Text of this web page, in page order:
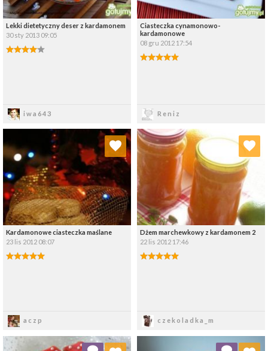
Lekki dietetyczny deser z kardamonem
30 sty 2013 09:05
iwa643
Ciasteczka cynamonowo-
kardamonowe
08 gru 2012 17:54
Reniz
Kardamonowe ciasteczka maślane
23 lis 2012 08:07
aczp
Dodaj do ulubionych
Wybierz listę:
Dżem marchewkowy z kardamonem 2
22 lis 2012 17:46
czekoladka_m
Dodaj do ulubionych
Wybierz listę:
Dodaj do ulubionych Dodaj do ulubionych